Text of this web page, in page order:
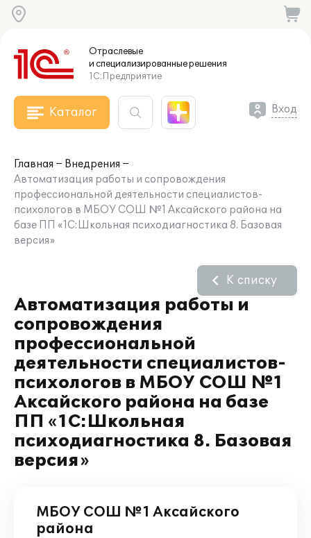
Отраслевые
и специализированныерешения
1С:Предприятие
Каталог Вход
Главная
Внедрения
Автоматизация работы и сопровождения
профессиональной деятельности специалистов-
психологов в МБОУ СОШ №1 Аксайского района на
базе ПП «1С:Школьная психодиагностика 8. Базовая
версия»
Автоматизация работы и
сопровождения
профессиональной
деятельности специалистов-
психологов в МБОУ СОШ №1
Аксайского района на базе
ПП «1С:Школьная
психодиагностика 8. Базовая
версия»
К списку
МБОУ СОШ №1 Аксайского
района